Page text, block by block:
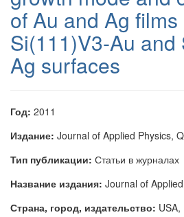
of Au and Ag films
Si(111)V3-Au and
Ag surfaces
Год: 2011
Издание: Journal of Applied Physics,
Тип публикации: Статьи в журналах
Название издания: Journal of
Страна, город, издательство: